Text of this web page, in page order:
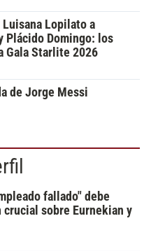
Luisana Lopilato a
Plácido Domingo: los
Gala Starlite 2026
de Jorge Messi
fallado" debe
sobre Eurnekian y